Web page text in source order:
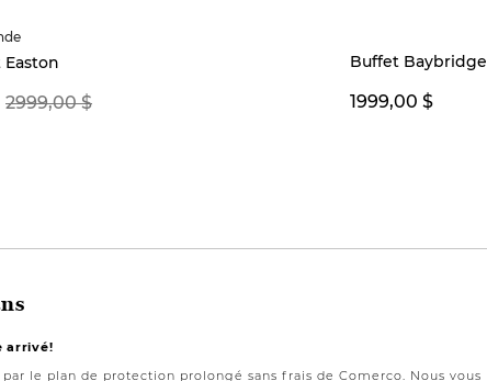
2999,00 $
Buffet Baybridge
1999,00 $
arrivé!
le plan de protection prolongé sans frais de Comerco. Nous vous